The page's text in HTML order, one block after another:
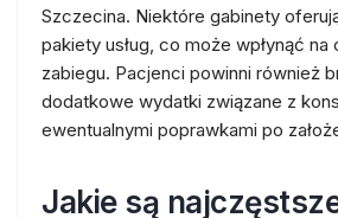
Szczecina. Niektóre gabinety
pakiety usług, co może wpłynąć
zabiegu. Pacjenci powinni również
dodatkowe wydatki związane z
ewentualnymi poprawkami po
Jakie są